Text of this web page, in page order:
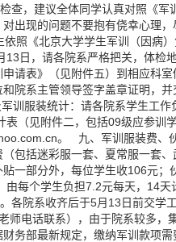
查，建议全体同学认真对照《军
出现的问题不要抱有侥幸心理
依照《北京大学学生军训（因病
13 日 ，请各院系严格把关，体检
请表》（见附件五）到相应科
院系主管领导签字盖章证明，并
训服装统计：请各院系学生工
表（见附件二，包括09级应参训
。
九、军训服装费、
包括迷彩服一套、夏常服一套
一部分外，每位学生收106元；
由每个学生负担7.2元每天， 14天
各院系收齐后于5月 13 日前交学
师电话联系），由于院系较多，
务部最新规定，缴纳军训款项